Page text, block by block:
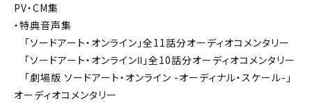
PV・CM集
・特典音声集
「ソードアート・オンライン」全11話分オーディオコメンタリー
「ソードアート・オンラインⅡ」全10話分オーディオコメンタリー
「劇場版 ソードアート・オンライン -オーディナル・スケール-」
オーディオコメンタリー